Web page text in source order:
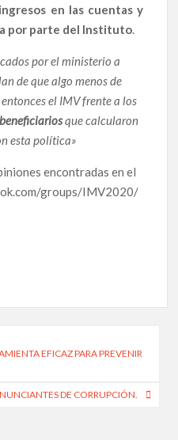
en las cuentas y
por parte del Instituto.
por el ministerio a
de que algo menos de
el IMV frente a los
que calcularon
esta política»
encontradas en el
groups/IMV2020/
EFICAZ PARA PREVENIR
DE CORRUPCIÓN.